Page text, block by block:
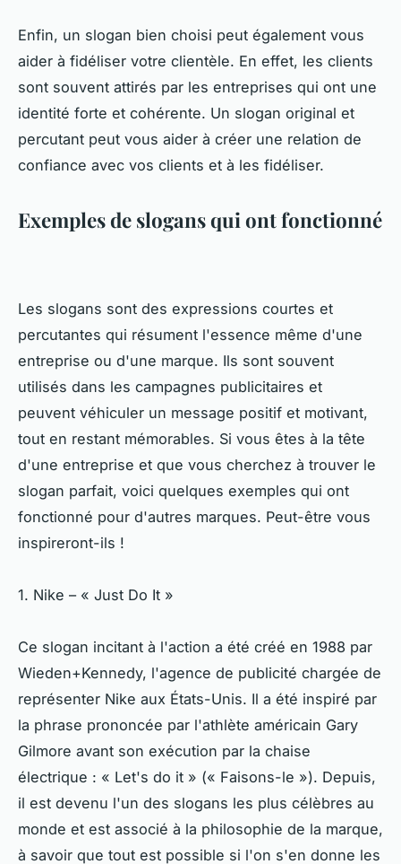
Enfin, un slogan bien choisi peut également vous
aider à fidéliser votre clientèle. En effet, les clients
sont souvent attirés par les entreprises qui ont une
identité forte et cohérente. Un slogan original et
percutant peut vous aider à créer une relation de
confiance avec vos clients et à les fidéliser.
Exemples de slogans qui ont fonctionné
Les slogans sont des expressions courtes et
percutantes qui résument l'essence même d'une
entreprise ou d'une marque. Ils sont souvent
utilisés dans les campagnes publicitaires et
peuvent véhiculer un message positif et motivant,
tout en restant mémorables. Si vous êtes à la tête
d'une entreprise et que vous cherchez à trouver le
slogan parfait, voici quelques exemples qui ont
fonctionné pour d'autres marques. Peut-être vous
inspireront-ils !
1. Nike – « Just Do It »
Ce slogan incitant à l'action a été créé en 1988 par
Wieden+Kennedy, l'agence de publicité chargée de
représenter Nike aux États-Unis. Il a été inspiré par
la phrase prononcée par l'athlète américain Gary
Gilmore avant son exécution par la chaise
électrique : « Let's do it » (« Faisons-le »). Depuis,
il est devenu l'un des slogans les plus célèbres au
monde et est associé à la philosophie de la marque,
à savoir que tout est possible si l'on s'en donne les